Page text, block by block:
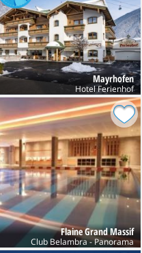
Mayrhofen
Hotel Ferienhof
Flaine Grand Massif
Club Belambra - Panorama